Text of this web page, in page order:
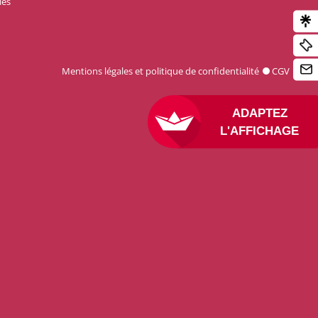
ADAPTEZ
L'AFFICHAGE
Mentions légales et politique de confidentialité CGV